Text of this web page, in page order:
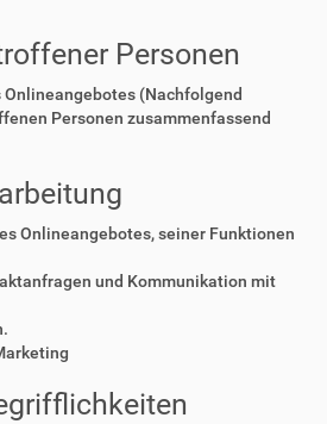
Personen
Onlineangebotes (Nachfolgend
Personen zusammenfassend
Onlineangebotes, seiner Funktionen
und Kommunikation mit